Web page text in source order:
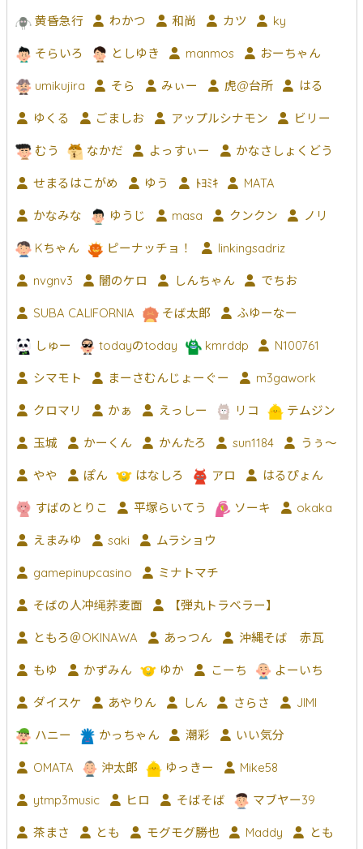
黄昏急行 わかつ 和尚 カツ ky
そらいろ としゆき manmos おーちゃん
umikujira そら みぃー 虎@台所 はる
ゆくる ごましお アップルシナモン ビリー
むう なかだ よっすぃー かなさしょくどう
せまるはこがめ ゆう ﾄﾖﾐｷ MATA
かなみな ゆうじ masa クンクン ノリ
Kちゃん ピーナッチョ！ linkingsadriz
nvgnv3 闇のケロ しんちゃん でちお
SUBA CALIFORNIA そば太郎 ふゆーなー
しゅー todayのtoday kmrddp N100761
シマモト まーさむんじょーぐー m3gawork
クロマリ かぁ えっしー リコ テムジン
玉城 かーくん かんたろ sun1184 うぅ～
やや ぽん はなしろ アロ はるぴょん
すばのとりこ 平塚らいてう ソーキ okaka
えまみゆ saki ムラショウ
gamepinupcasino ミナトマチ
そばの人冲绳荞麦面 【弾丸トラベラー】
ともろ＠OKINAWA あっつん 沖縄そば 赤瓦
もゆ かずみん ゆか こーち よーいち
ダイスケ あやりん しん さらさ JIMI
ハニー かっちゃん 潮彩 いい気分
OMATA 沖太郎 ゆっきー Mike58
ytmp3music ヒロ そばそば マブヤー39
茶まさ とも モグモグ勝也 Maddy とも